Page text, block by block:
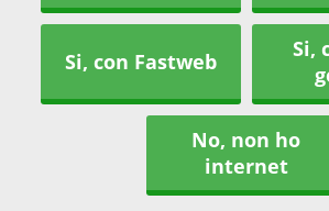
Si, con Fastweb
Si,
No, non ho
internet